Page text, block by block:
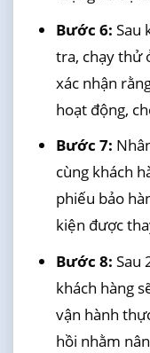
Bước 6: Sau
tra, chạy thử
xác nhận
hoạt động,
Bước 7:
cùng khách
phiếu bảo
kiện được
Bước 8: Sau
khách hàng
vận hành
hồi nhằm